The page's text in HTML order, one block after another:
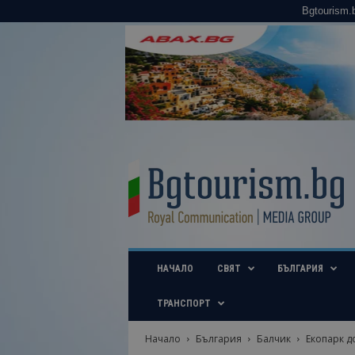
u
i
b
НАЧАЛО СВЯТ БЪЛГАРИЯ
ТРАНСПОРТ
Начало България Балчик
Екопарк